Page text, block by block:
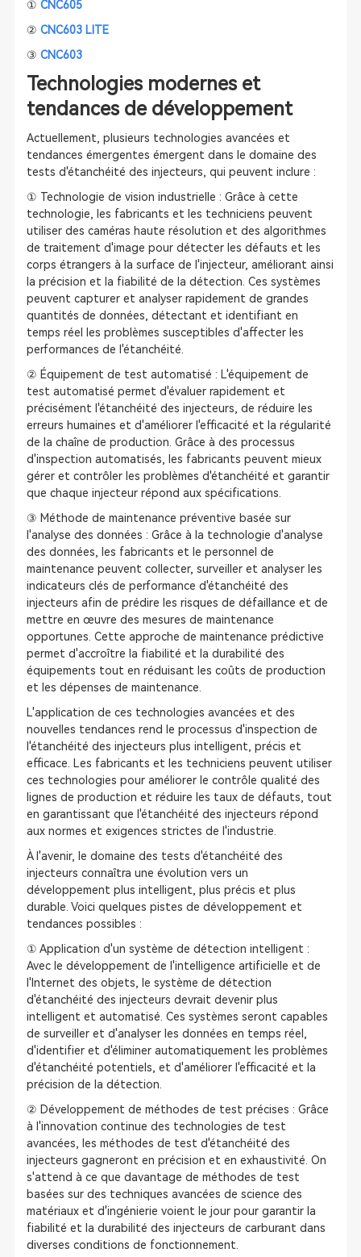
① CNC605
② CNC603 LITE
③ CNC603
Technologies modernes et
tendances de développement
Actuellement, plusieurs technologies avancées et
tendances émergentes émergent dans le domaine des
tests d'étanchéité des injecteurs, qui peuvent inclure :
① Technologie de vision industrielle : Grâce à cette
technologie, les fabricants et les techniciens peuvent
utiliser des caméras haute résolution et des algorithmes
de traitement d'image pour détecter les défauts et les
corps étrangers à la surface de l'injecteur, améliorant ainsi
la précision et la fiabilité de la détection. Ces systèmes
peuvent capturer et analyser rapidement de grandes
quantités de données, détectant et identifiant en
temps réel les problèmes susceptibles d'affecter les
performances de l'étanchéité.
② Équipement de test automatisé : L'équipement de
test automatisé permet d'évaluer rapidement et
précisément l'étanchéité des injecteurs, de réduire les
erreurs humaines et d'améliorer l'efficacité et la régularité
de la chaîne de production. Grâce à des processus
d'inspection automatisés, les fabricants peuvent mieux
gérer et contrôler les problèmes d'étanchéité et garantir
que chaque injecteur répond aux spécifications.
③ Méthode de maintenance préventive basée sur
l'analyse des données : Grâce à la technologie d'analyse
des données, les fabricants et le personnel de
maintenance peuvent collecter, surveiller et analyser les
indicateurs clés de performance d'étanchéité des
injecteurs afin de prédire les risques de défaillance et de
mettre en œuvre des mesures de maintenance
opportunes. Cette approche de maintenance prédictive
permet d'accroître la fiabilité et la durabilité des
équipements tout en réduisant les coûts de production
et les dépenses de maintenance.
L'application de ces technologies avancées et des
nouvelles tendances rend le processus d'inspection de
l'étanchéité des injecteurs plus intelligent, précis et
efficace. Les fabricants et les techniciens peuvent utiliser
ces technologies pour améliorer le contrôle qualité des
lignes de production et réduire les taux de défauts, tout
en garantissant que l'étanchéité des injecteurs répond
aux normes et exigences strictes de l'industrie.
À l'avenir, le domaine des tests d'étanchéité des
injecteurs connaîtra une évolution vers un
développement plus intelligent, plus précis et plus
durable. Voici quelques pistes de développement et
tendances possibles :
① Application d'un système de détection intelligent :
Avec le développement de l'intelligence artificielle et de
l'Internet des objets, le système de détection
d'étanchéité des injecteurs devrait devenir plus
intelligent et automatisé. Ces systèmes seront capables
de surveiller et d'analyser les données en temps réel,
d'identifier et d'éliminer automatiquement les problèmes
d'étanchéité potentiels, et d'améliorer l'efficacité et la
précision de la détection.
② Développement de méthodes de test précises : Grâce
à l'innovation continue des technologies de test
avancées, les méthodes de test d'étanchéité des
injecteurs gagneront en précision et en exhaustivité. On
s'attend à ce que davantage de méthodes de test
basées sur des techniques avancées de science des
matériaux et d'ingénierie voient le jour pour garantir la
fiabilité et la durabilité des injecteurs de carburant dans
diverses conditions de fonctionnement.